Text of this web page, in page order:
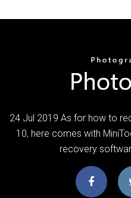
24 Jul 2019 As for how to
10, here comes with
recovery